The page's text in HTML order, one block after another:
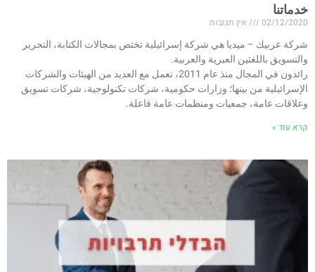
خدماتنا
02/12/2020 אין תגובות
شركة عربيك – ميديا هي شركة إسرائيلية تختص بمجالات الكتابة، التحرير
والتسويق باللغتين العبرية والعربية.
رائدون في المجال منذ عام 2011، نعمل مع العديد من الهيئات والشركات
الإسرائيلية من بينها؛ وزارات حكومية، شركات تكنولوجية، شركات تسويق
وعلاقات عامة، جمعيات ومنظمات عامة فاعلة.
קרא עוד »